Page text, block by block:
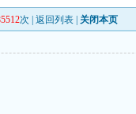
次 |返回列表 关闭本页